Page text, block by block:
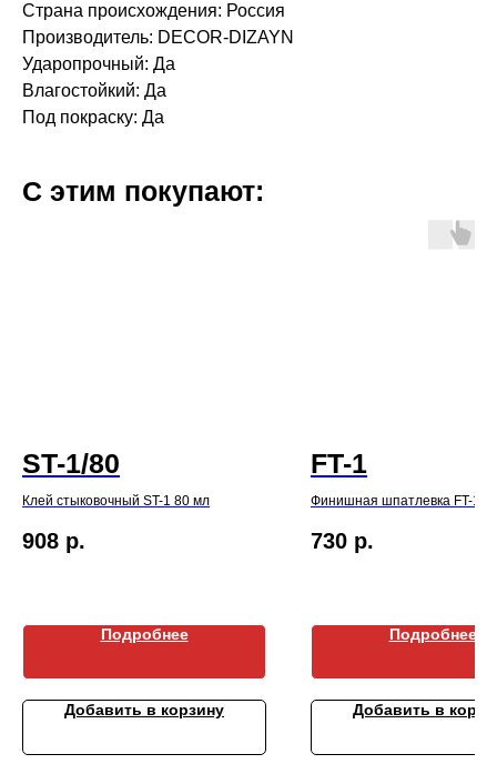
Страна происхождения: Россия
Производитель: DECOR-DIZAYN
Ударопрочный: Да
Влагостойкий: Да
Под покраску: Да
С этим покупают:
ST-1/80
Клей стыковочный ST-1 80 мл
908 р.
Подробнее
Добавить в корзину
FT-1
Финишная шпатлевка FT-1
730 р.
Подробнее
Добавить в